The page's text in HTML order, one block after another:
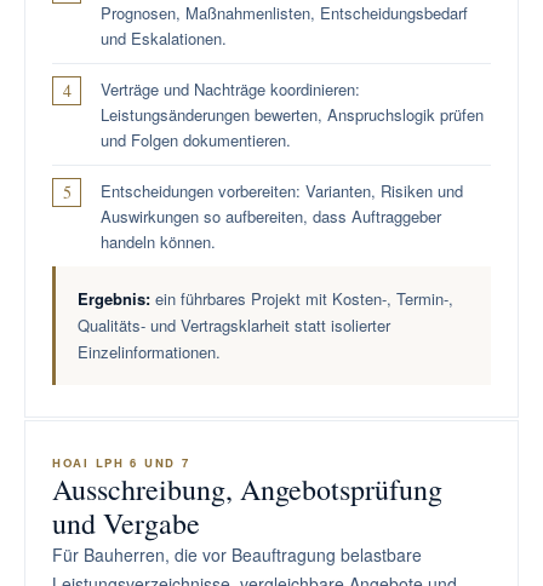
Prognosen, Maßnahmenlisten, Entscheidungsbedarf
und Eskalationen.
Verträge und Nachträge koordinieren:
Leistungsänderungen bewerten, Anspruchslogik prüfen
und Folgen dokumentieren.
Entscheidungen vorbereiten: Varianten, Risiken und
Auswirkungen so aufbereiten, dass Auftraggeber
handeln können.
Ergebnis: ein führbares Projekt mit Kosten-, Termin-,
Qualitäts- und Vertragsklarheit statt isolierter
Einzelinformationen.
HOAI LPH 6 UND 7
Ausschreibung, Angebotsprüfung
und Vergabe
Für Bauherren, die vor Beauftragung belastbare